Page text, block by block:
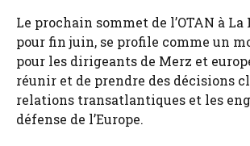
Le prochain sommet de l’OTAN à La
pour fin juin, se profile comme un
pour les dirigeants de Merz et
réunir et de prendre des décisions
relations transatlantiques et les
défense de l’Europe.